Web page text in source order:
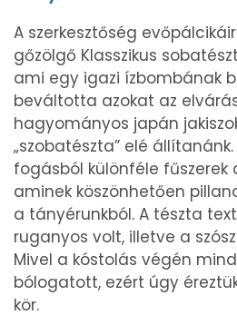
A szerkesztőség
gőzölgő Klasszikus
ami egy igazi ízbombának
beváltotta azokat az
hagyományos japán
„szobatészta” elé állítanánk.
fogásból különféle
aminek köszönhetően
a tányérunkból. A tészta
ruganyos volt, illetve a
Mivel a kóstolás végén
bólogatott, ezért úgy
kör.